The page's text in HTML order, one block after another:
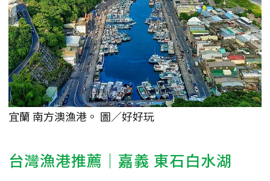
宜蘭 南方澳漁港。 圖／好好玩
台灣漁港推薦｜嘉義 東石白水湖